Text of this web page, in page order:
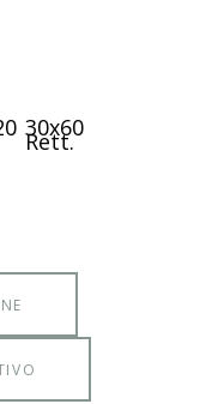
30x60
Rett.